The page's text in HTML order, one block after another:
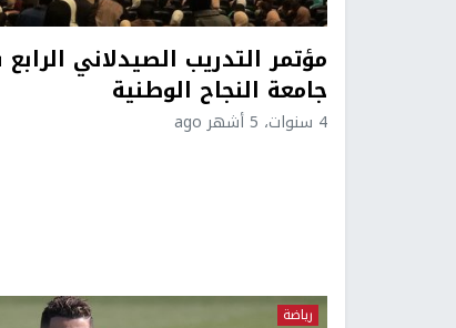
مؤتمر التدريب الصيدلاني
جامعة النجاح الوطنية
4 سنوات، 5 أشهر ago
رياضة